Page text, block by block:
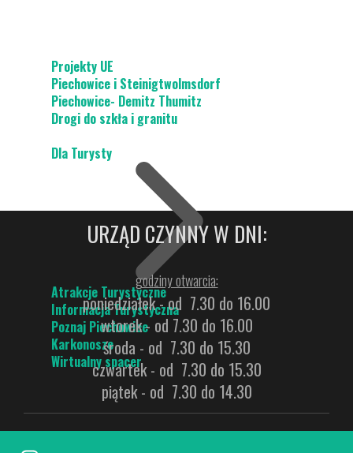
Projekty UE
Piechowice i Steinigtwolmsdorf
Piechowice- Demitz Thumitz
Drogi do szkła i granitu
Dla Turysty
Atrakcje Turystyczne
Informacja Turystyczna
Poznaj Piechowice
Karkonosze
Wirtualny spacer
URZĄD CZYNNY W DNI:
godziny otwarcia:
poniedziałek - od 7.30 do 16.00
wtorek - od 7.30 do 16.00
środa - od 7.30 do 15.30
czwartek - od 7.30 do 15.30
piątek - od 7.30 do 14.30